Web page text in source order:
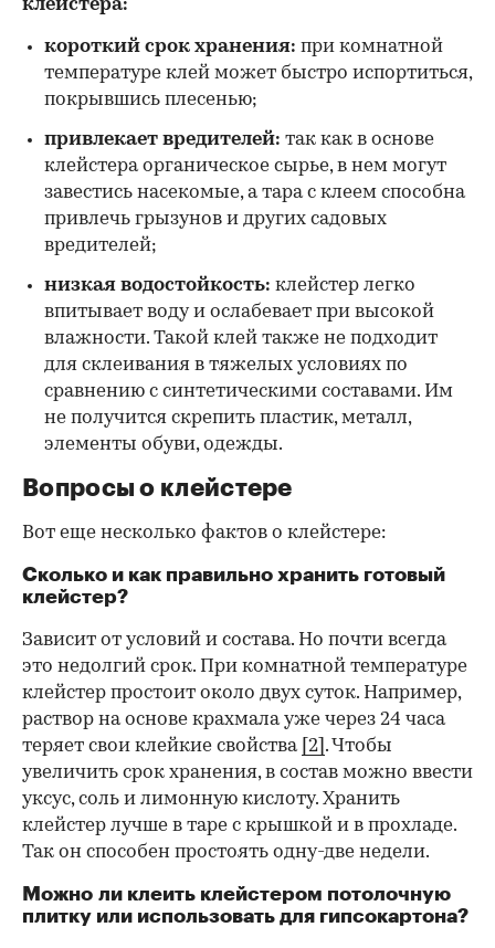
клейстера:
короткий срок хранения: при комнатной
температуре клей может быстро испортиться,
покрывшись плесенью;
привлекает вредителей: так как в основе
клейстера органическое сырье, в нем могут
завестись насекомые, а тара с клеем способна
привлечь грызунов и других садовых
вредителей;
низкая водостойкость: клейстер легко
впитывает воду и ослабевает при высокой
влажности. Такой клей также не подходит
для склеивания в тяжелых условиях по
сравнению с синтетическими составами. Им
не получится скрепить пластик, металл,
элементы обуви, одежды.
Вопросы о клейстере
Вот еще несколько фактов о клейстере:
Сколько и как правильно хранить готовый
клейстер?
Зависит от условий и состава. Но почти всегда
это недолгий срок. При комнатной температуре
клейстер простоит около двух суток. Например,
раствор на основе крахмала уже через 24 часа
теряет свои клейкие свойства [2] . Чтобы
увеличить срок хранения, в состав можно ввести
уксус, соль и лимонную кислоту. Хранить
клейстер лучше в таре с крышкой и в прохладе.
Так он способен простоять одну-две недели.
Можно ли клеить клейстером потолочную
плитку или использовать для гипсокартона?